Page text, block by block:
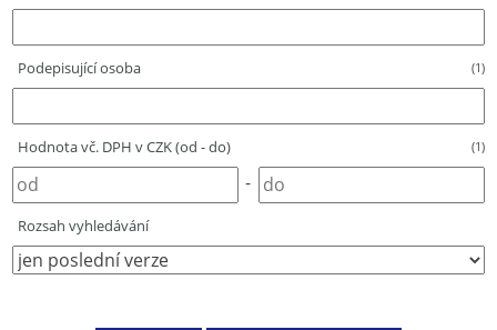
Podepisující osoba (1)
Hodnota vč. DPH v CZK (od - do) (1)
-
Rozsah vyhledávání